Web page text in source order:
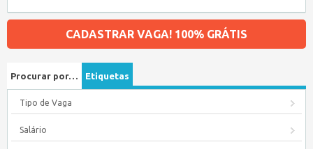
CADASTRAR VAGA! 100% GRÁTIS
Procurar por… Etiquetas
Tipo de Vaga
Salário